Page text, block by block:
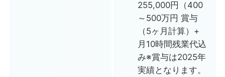
255,000円（400
～500万円 賞与
（5ヶ月計算）+
月10時間残業代込
み※賞与は2025年
実績となります。